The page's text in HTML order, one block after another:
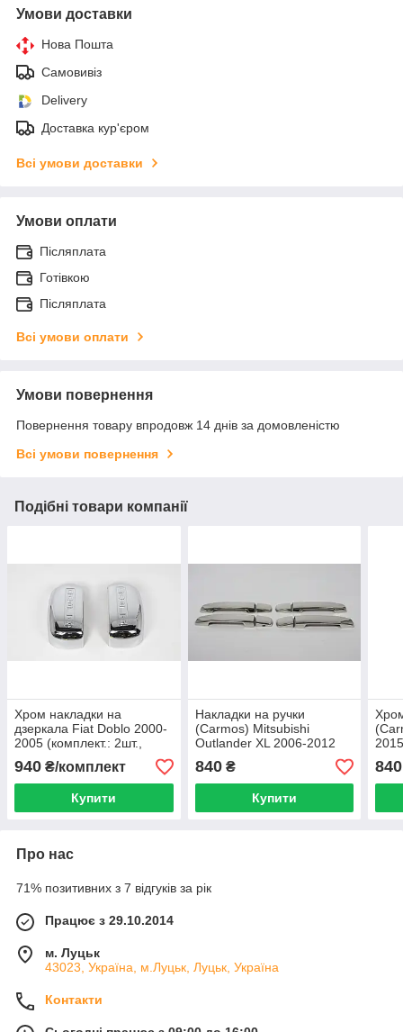
Умови доставки
Нова Пошта
Самовивіз
Delivery
Доставка кур'єром
Всі умови доставки
Умови оплати
Післяплата
Готівкою
Післяплата
Всі умови оплати
Умови повернення
Повернення товару впродовж 14 днів за домовленістю
Всі умови повернення
Подібні товари компанії
Хром накладки на
дзеркала Fiat Doblo 2000-
2005 (комплект.: 2шт.,
пластик, TR)
940 ₴/комплект
Купити
Накладки на ручки
(Carmos) Mitsubishi
Outlander XL 2006-2012
840₴
Купити
840
Про нас
71% позитивних з 7 відгуків за рік
Працює з 29.10.2014
м. Луцьк
43023, Україна, м.Луцьк, Луцьк, Україна
Контакти